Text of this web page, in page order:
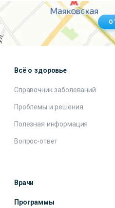
Всё о здоровье
Справочник заболеваний
Проблемы и решения
Полезная информация
Вопрос-ответ
Врачи
Программы